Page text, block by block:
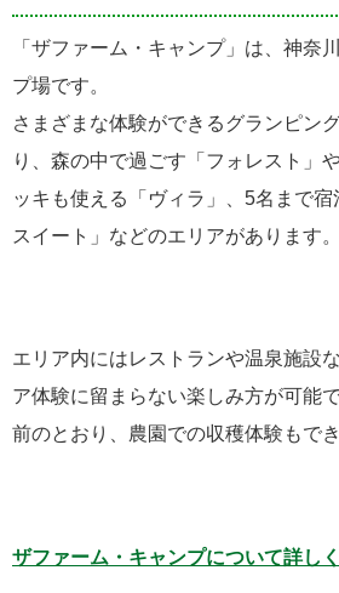
「ザファーム・キャンプ」は、神奈
プ場です。
さまざまな体験ができるグランピン
り、森の中で過ごす「フォレスト」
ッキも使える「ヴィラ」、5名まで
スイート」などのエリアがあります。
エリア内にはレストランや温泉施設
ア体験に留まらない楽しみ方が可能
前のとおり、農園での収穫体験もでき
ザファーム・キャンプについて詳し